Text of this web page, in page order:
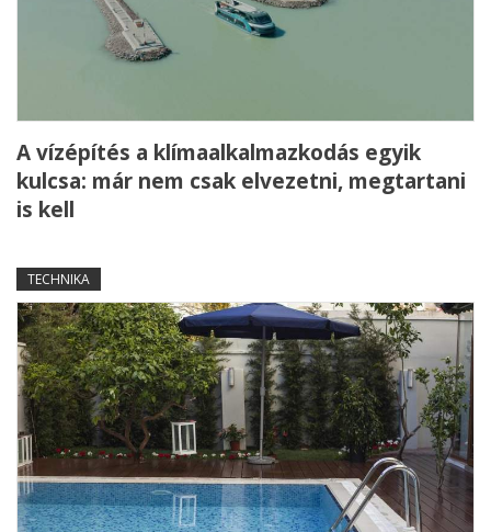
A vízépítés a klímaalkalmazkodás egyik
kulcsa: már nem csak elvezetni, megtartani
is kell
TECHNIKA